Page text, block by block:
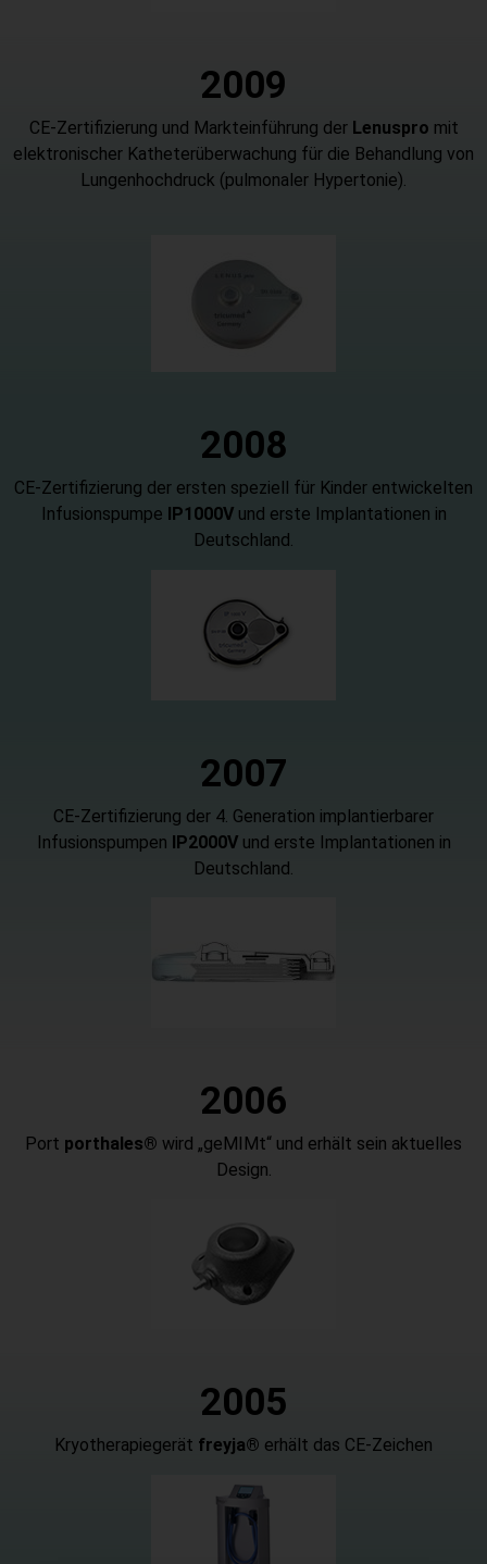
2009
CE-Zertifizierung und Markteinführung der Lenuspro mit
elektronischer Katheterüberwachung für die Behandlung von
Lungenhochdruck (pulmonaler Hypertonie).
2008
CE-Zertifizierung der ersten speziell für Kinder entwickelten
Infusionspumpe
IP1000Vund erste Implantationen in
Deutschland.
2007
CE-Zertifizierung der 4. Generation implantierbarer
Infusionspumpen IP2000Vund erste Implantationen in
Deutschland.
2006
Port porthales® wird „geMIMt“ und erhält sein aktuelles
Design.
2005
Kryotherapiegerät freyja® erhält das CE-Zeichen